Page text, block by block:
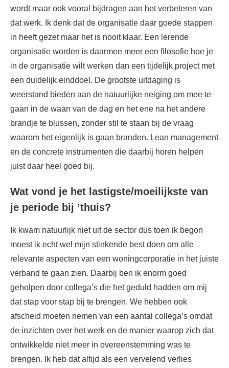
wordt maar ook vooral bijdragen aan het verbeteren van
dat werk. Ik denk dat de organisatie daar goede stappen
in heeft gezet maar het is nooit klaar. Een lerende
organisatie worden is daarmee meer een filosofie hoe je
in de organisatie wilt werken dan een tijdelijk project met
een duidelijk einddoel. De grootste uitdaging is
weerstand bieden aan de natuurlijke neiging om mee te
gaan in de waan van de dag en het ene na het andere
brandje te blussen, zonder stil te staan bij de vraag
waarom het eigenlijk is gaan branden. Lean management
en de concrete instrumenten die daarbij horen helpen
juist daar heel goed bij.
Wat vond je het lastigste/moeilijkste van
je periode bij ’thuis?
Ik kwam natuurlijk niet uit de sector dus toen ik begon
moest ik echt wel mijn stinkende best doen om alle
relevante aspecten van een woningcorporatie in het juiste
verband te gaan zien. Daarbij ben ik enorm goed
geholpen door collega’s die het geduld hadden om mij
dat stap voor stap bij te brengen. We hebben ook
afscheid moeten nemen van een aantal collega’s omdat
de inzichten over het werk en de manier waarop zich dat
ontwikkelde niet meer in overeenstemming was te
brengen. Ik heb dat altijd als een vervelend verlies